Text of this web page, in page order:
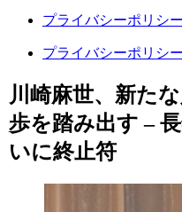
プライバシーポリシー
プライバシーポリシー
川崎麻世、新た
歩を踏み出す –
いに終止符